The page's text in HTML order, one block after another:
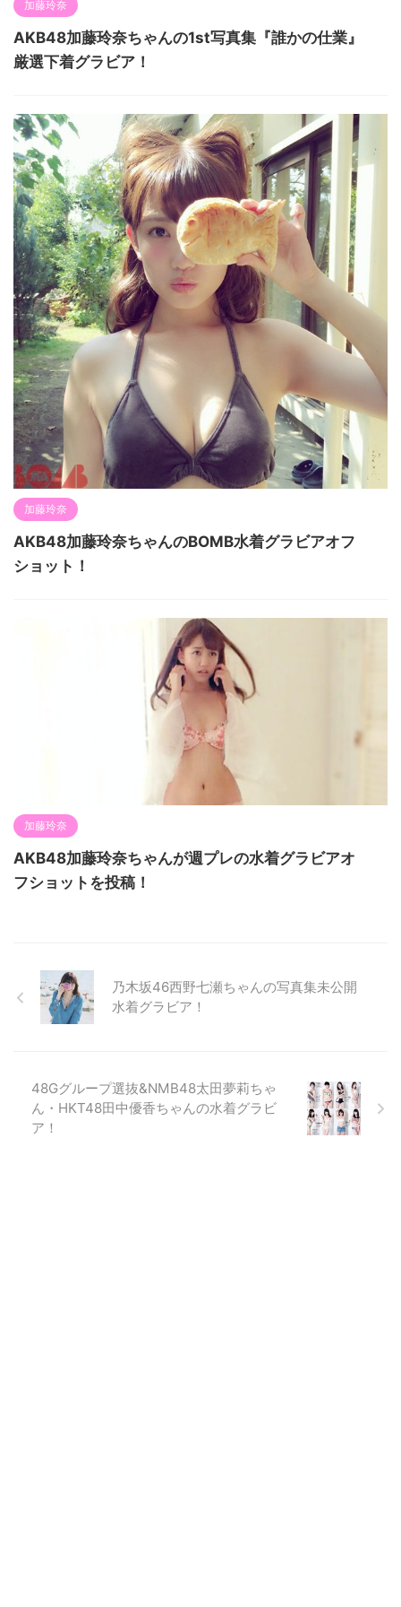
加藤玲奈
AKB48加藤玲奈ちゃんの1st写真集『誰かの仕業』
厳選下着グラビア！
加藤玲奈
AKB48加藤玲奈ちゃんのBOMB水着グラビアオフ
ショット！
加藤玲奈
AKB48加藤玲奈ちゃんが週プレの水着グラビアオ
フショットを投稿！
乃木坂46西野七瀬ちゃんの写真集未公開
水着グラビア！
48Gグループ選抜&NMB48太田夢莉ちゃ
ん・HKT48田中優香ちゃんの水着グラビ
ア！